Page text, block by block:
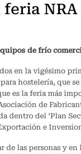
NRA
de frío
en la vigésimo
hostelería, que
es la feria más
de
dentro del ‘Plan
e
de las personas y